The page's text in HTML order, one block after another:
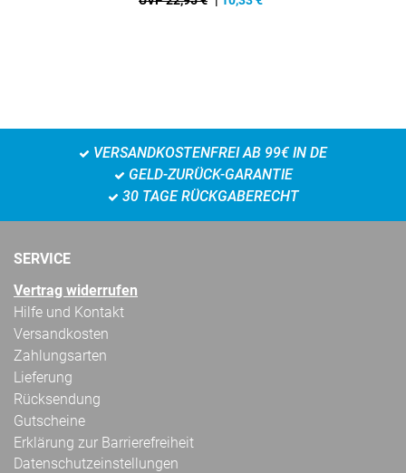
VERSANDKOSTENFREI AB 99€ IN DE
GELD-ZURÜCK-GARANTIE
30 TAGE RÜCKGABERECHT
SERVICE
Vertrag widerrufen
Hilfe und Kontakt
Versandkosten
Zahlungsarten
Lieferung
Rücksendung
Gutscheine
Erklärung zur Barrierefreiheit
Datenschutzeinstellungen